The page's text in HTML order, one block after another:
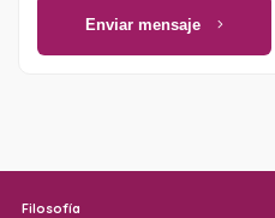
Enviar mensaje
Filosofía